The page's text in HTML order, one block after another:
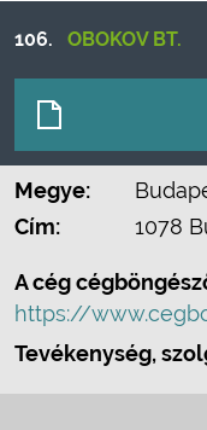
106. OBOKOV BT.
Megye:
Cím:
1078
A cég
https://
Tevékenység,